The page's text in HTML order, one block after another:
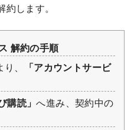
約します。
解約の手順
、
「アカウントサービ
購読」へ進み、契約中の